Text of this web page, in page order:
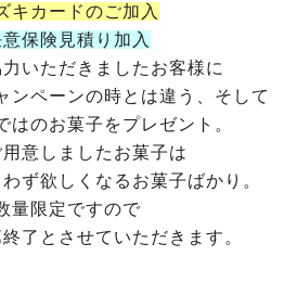
キカードのご加入
保険見積り加入
いただきましたお客様に
ンペーンの時とは違う、そして
はのお菓子をプレゼント。
意しましたお菓子は
ず欲しくなるお菓子ばかり。
量限定ですので
了とさせていただきます。